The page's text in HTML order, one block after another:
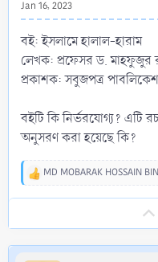
Jan 16, 2023
বই: ইসলামে হালাল-হারাম
লেখক: প্রফেসর ড. মাহফুজুর
প্রকাশক: সবুজপত্র
বইটি কি নির্ভরযোগ্য? এটি
অনুসরণ করা হয়েছে কি?
R
i
MD MOBARAK HOSSAIN BIN